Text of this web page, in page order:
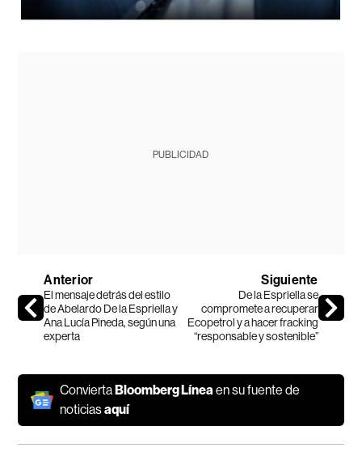
PUBLICIDAD
Anterior
El mensaje detrás del estilo
de Abelardo De la Espriella y
Ana Lucía Pineda, según una
experta
Siguiente
De la Espriella se
compromete a recuperar
Ecopetrol y a hacer fracking
“responsable y sostenible”
ConviertaBloomberg Líneaen su fuente de
noticiasaquí